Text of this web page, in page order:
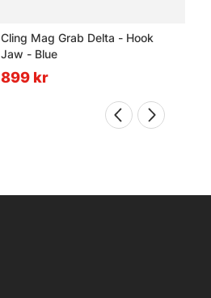
Cling Mag Grab Delta - Hook
Jaw - Blue
899 kr